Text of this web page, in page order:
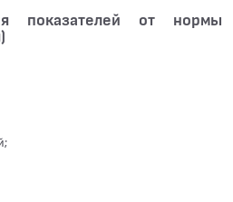
показателей от нормы